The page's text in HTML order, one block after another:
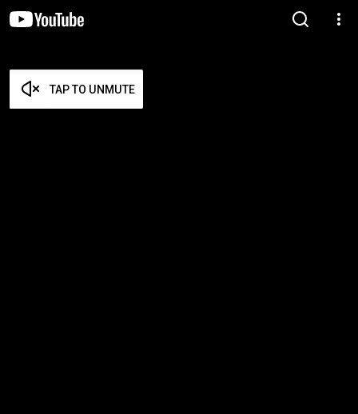
TAP TO UNMUTE